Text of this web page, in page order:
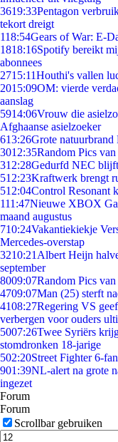
3619:33Pentagon
tekort dreigt
118:54Gears of War: E-
1818:16Spotify bereikt
abonnees
2715:11Houthi's vallen
2015:09OM: vierde
aanslag
5914:06Vrouw die
Afghaanse asielzoeker
613:26Grote natuurbrand
3012:35Random Pics
312:28Gedurfd NEC
512:23Kraftwerk brengt
512:04Control Resonant
111:47Nieuwe XBOX
maand augustus
710:24Vakantiekiekje
Mercedes-overstap
3210:21 Albert Heijn
september
8009:07Random Pics
4709:07Man (25) sterft
4108:27Regering VS
verbergen voor ouders
5007:26Twee Syriërs
stomdronken 18-jarige
502:20Street Fighter 6-
901:39NL-alert na grote
ingezet
Forum
Forum
Scrollbar gebruiken